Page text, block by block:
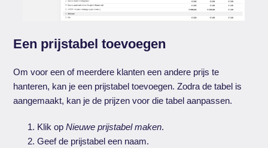
Een prijstabel toevoegen
Om voor een of meerdere klanten een andere prijs te
hanteren, kan je een prijstabel toevoegen. Zodra de tabel is
aangemaakt, kan je de prijzen voor die tabel aanpassen.
Klik opNieuwe prijstabel maken.
Geef de prijstabel een naam.